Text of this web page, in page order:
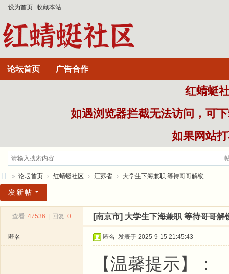
设为首页 收藏本站
论坛首页 广告合作
红蜻蜓
如遇浏览器拦截无法访问，可
如果网站
蜻
» 论坛首页 › 红蜻蜓社区 › 江苏省 › 大学生下海兼职 等待哥哥解锁
发新帖
查看: 47536 回复: 0 [南京市] 大学生下海兼职 等待哥哥解
匿名 匿名 发表于 2025-9-15 21:45:43
【温馨提示】：